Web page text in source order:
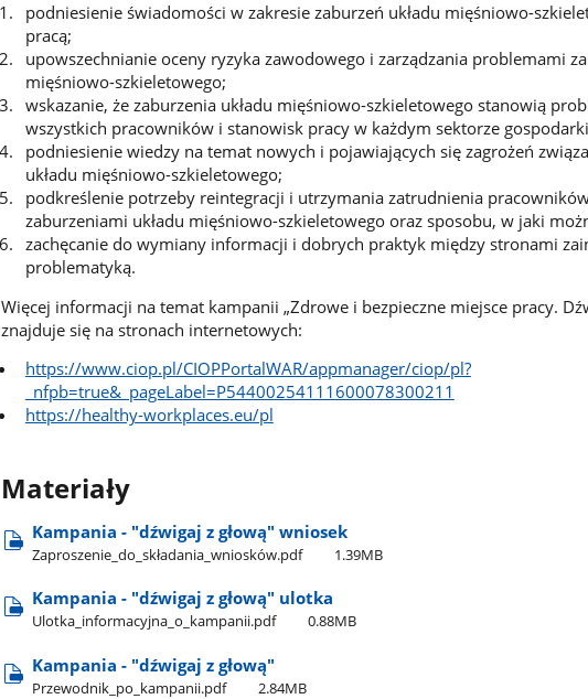
podniesienie świadomości w zakresie zaburzeń układu mięśniowo-
pracą;
upowszechnianie oceny ryzyka zawodowego i zarządzania problemami
mięśniowo-szkieletowego;
wskazanie, że zaburzenia układu mięśniowo-szkieletowego stanowią
wszystkich pracowników i stanowisk pracy w każdym sektorze
podniesienie wiedzy na temat nowych i pojawiających się zagrożeń
układu mięśniowo-szkieletowego;
podkreślenie potrzeby reintegracji i utrzymania zatrudnienia
zaburzeniami układu mięśniowo-szkieletowego oraz sposobu, w jaki
zachęcanie do wymiany informacji i dobrych praktyk między stronami
problematyką.
Więcej informacji na temat kampanii „Zdrowe i bezpieczne miejsce pracy.
znajduje się na stronach internetowych:
https://www.ciop.pl/CIOPPortalWAR/appmanager/ciop/pl?
_nfpb=true&_pageLabel=P54400254111600078300211
https://healthy-workplaces.eu/pl
Materiały
Kampania - "dźwigaj z głową" wniosek
Zaproszenie​_do​_składania​_wniosków.pdf 1.39MB
Kampania - "dźwigaj z głową" ulotka
Ulotka​_informacyjna​_o​_kampanii.pdf 0.88MB
Kampania - "dźwigaj z głową"
Przewodnik​_po​_kampanii.pdf 2.84MB